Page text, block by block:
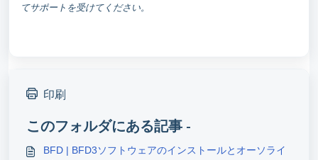
てサポートを受けてください。
印刷
このフォルダにある記事 -
BFD | BFD3ソフトウェアのインストールとオーソライ